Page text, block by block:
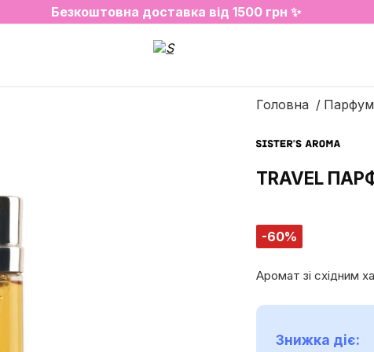
2=3 на улюблені аромати для простору✨
SALE на обрані товари
Безкоштовна доставка від 1500 грн ✨
Головна
TRAVEL
-60%
Аромат зі східним
Знижка діє: